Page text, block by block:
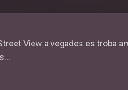
View a vegades es troba